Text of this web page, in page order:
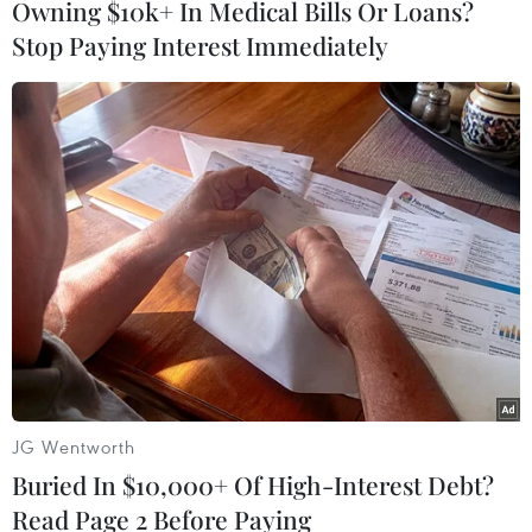
Người dân tập thể dục vào cuối giờ chiều 20/4. (Ảnh: Thanh
Tùng/TTXVN)
Chủ tịch Ủy ban Nhân dân cũng đồng ý với đề
xuất của các quận, huyện tiếp tục đẩy mạnh
Owning $10k+ In Medical Bills Or Loans?
Stop Paying Interest Immediately
JG Wentworth
Buried In $10,000+ Of High-Interest Debt?
Read Page 2 Before Paying